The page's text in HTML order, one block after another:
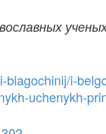
i-
uchenykh-